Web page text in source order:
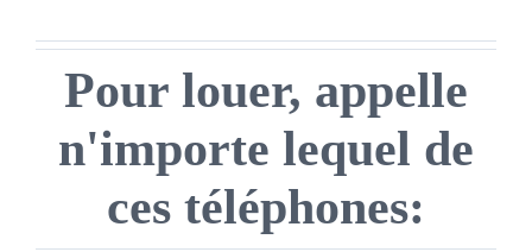
Pour louer, appelle
n'importe lequel de
ces téléphones: